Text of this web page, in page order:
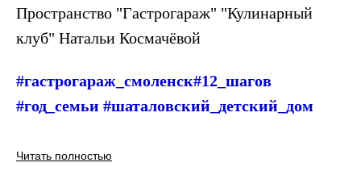
Пространство "Гастрогараж" "Кулинарный
клуб" Натальи Космачёвой
#гастрогараж_смоленск#12_шагов
#год_семьи #шаталовский_детский_дом
Читать полностью